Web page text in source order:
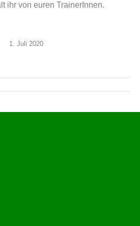
ihr von euren TrainerInnen.
1. Juli 2020